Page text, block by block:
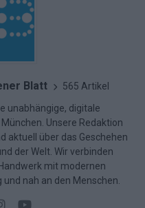
Blatt 565 Artikel
unabhängige, digitale
Unsere Redaktion
aktuell über das Geschehen
der Welt. Wir verbinden
mit modernen
nah an den Menschen.